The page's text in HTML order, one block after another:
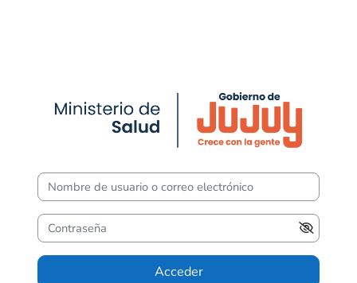
Entrar a
Saltar a creación de una nueva cuenta
Nombre de usuario o correo electrónico
Contraseña
Acceder